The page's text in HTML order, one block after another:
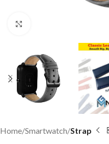
Home Smartwatch Strap